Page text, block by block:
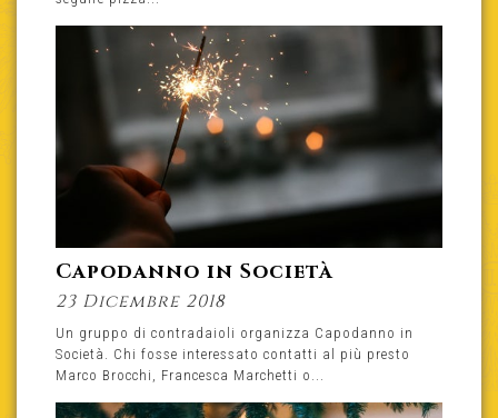
Capodanno in Società
23 Dicembre 2018
Un gruppo di contradaioli organizza Capodanno in
Società. Chi fosse interessato contatti al più presto
Marco Brocchi, Francesca Marchetti o...